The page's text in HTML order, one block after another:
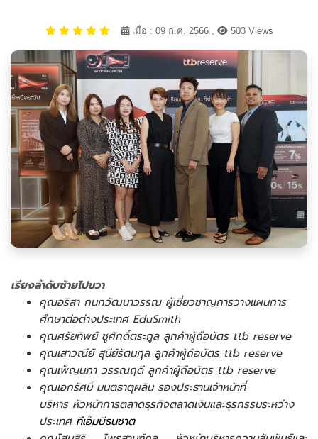
เมื่อ : 09 ก.ค. 2566 , 503 Views
เรียงลำดับซ้ายไปขวา
คุณอริสา กนกวัฒนาวรรณ ผู้เชี่ยวชาญการวางแผนการ
ศึกษาต่อต่างประเทศ EduSmith
คุณศรัยทิพย์ ชูศักดิ์ตระกูล ลูกค้าผู้ถือบัตร ttb reserve
คุณเสาวณีย์ สุนีย์รัตนกุล ลูกค้าผู้ถือบัตร ttb reserve
คุณเพ็ญนภา วรรณฤดี ลูกค้าผู้ถือบัตร ttb reserve
คุณเอกรัศมิ์ มนตธาตุผลิน รองประธานเจ้าหน้าที่
บริหาร หัวหน้าการตลาดธุรกิจตลาดเงินและธุรกรรมระหว่าง
ประเทศ ทีเอ็มบีธนชาต